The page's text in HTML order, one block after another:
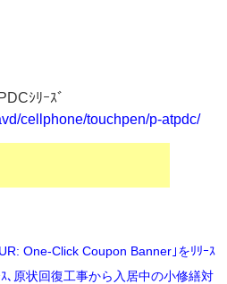
ｼﾘｰｽﾞ
cellphone/touchpen/p-atpdc/
One-Click Coupon Banner｣をﾘﾘｰｽ
､原状回復工事から入居中の小修繕対